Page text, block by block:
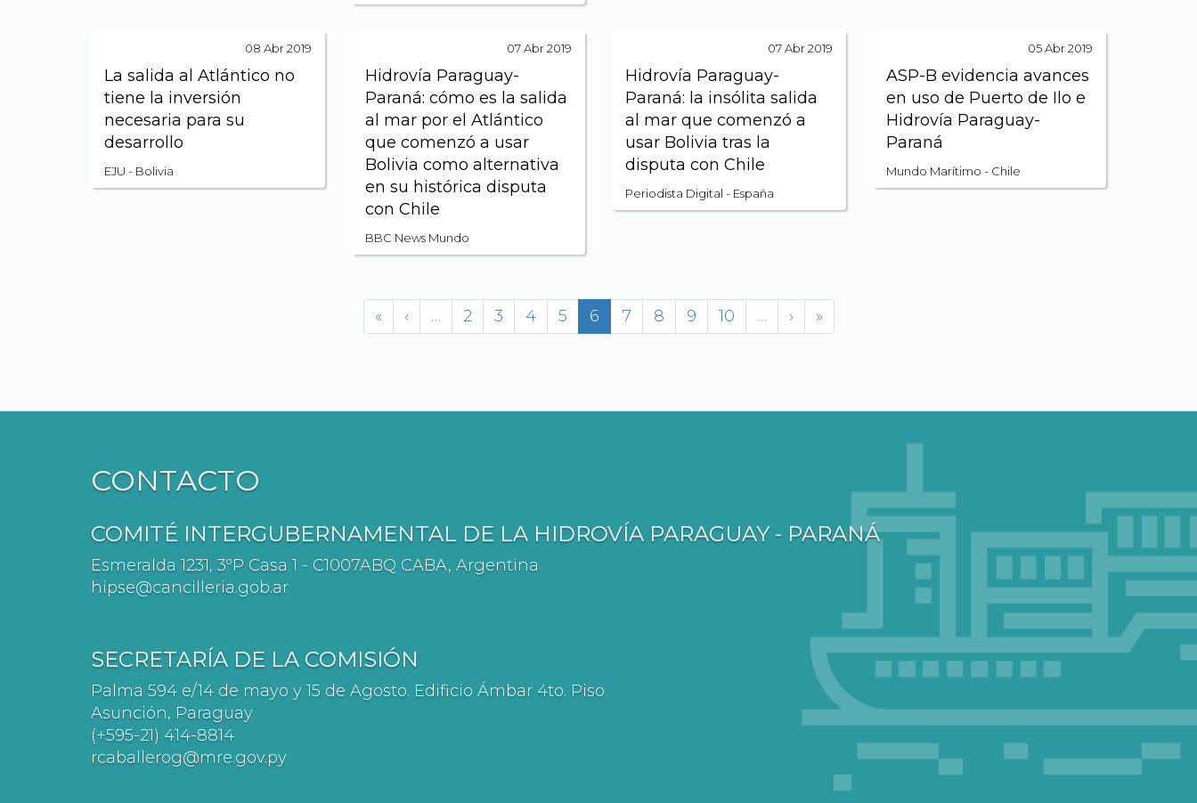
08 Abr 2019
La salida al Atlántico no
tiene la inversión
necesaria para su
desarrollo
EJU - Bolivia
07 Abr 2019
Hidrovía Paraguay-
Paraná: cómo es la salida
al mar por el Atlántico
que comenzó a usar
Bolivia como alternativa
en su histórica disputa
con Chile
BBC News Mundo
07 Abr 2019
Hidrovía Paraguay-
Paraná: la insólita salida
al mar que comenzó a
usar Bolivia tras la
disputa con Chile
Periodista Digital - España
05 Abr 2019
ASP-B evidencia avances
en uso de Puerto de Ilo e
Hidrovía Paraguay-
Paraná
Mundo Marítimo - Chile
« ‹ … 2 3 4 5 6 7 8 9 10 … › »
CONTACTO
COMITÉ INTERGUBERNAMENTAL DE LA HIDROVÍA PARAGUAY - PARANÁ
Esmeralda 1231, 3ºP Casa 1 - C1007ABQ CABA, Argentina
hipse@cancilleria.gob.ar
SECRETARÍA DE LA COMISIÓN
Palma 594 e/14 de mayo y 15 de Agosto. Edificio Ámbar 4to. Piso
Asunción, Paraguay
(+595-21) 414-8814
rcaballerog@mre.gov.py